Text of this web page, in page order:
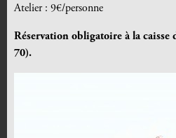
Atelier : 9€/personne
Réservation obligatoire à la caisse
70).